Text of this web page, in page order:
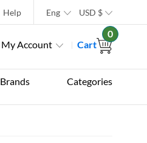
Help Eng USD $
My Account Cart
0
Brands Categories